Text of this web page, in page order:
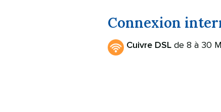
Connexion
Cuivre DSL de 8 à 30